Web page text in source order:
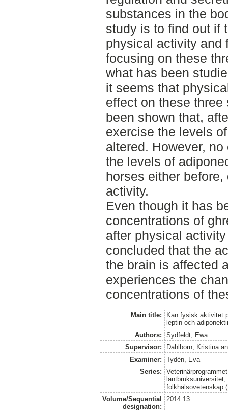
substances in the
study is to find out if
physical activity and
focusing on these
what has been
it seems that
effect on these
been shown that,
exercise the levels
altered. However,
the levels of
horses either
activity.
Even though it has
concentrations of
after physical
concluded that the
the brain is affected
experiences the
concentrations of
Main title:
Kan fysisk aktivitet
leptin och
Authors:
Sydfeldt, Ewa
Supervisor:
Dahlborn, Kristina
Examiner:
Tydén, Eva
Series:
folkhälsovetenskap
Volume/Sequential
designation:
2014:13